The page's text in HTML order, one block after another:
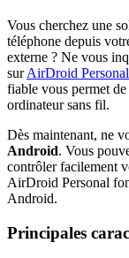
Vous cherchez une
téléphone depuis
externe ? Ne vous
surAirDroid Personal
fiable vous permet
ordinateur sans fil.
Dès maintenant, ne
Android. Vous
contrôler facilement
AirDroid Personal
Android.
Principales